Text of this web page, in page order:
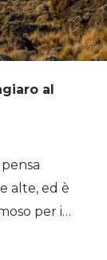
al
alte, ed è
per i